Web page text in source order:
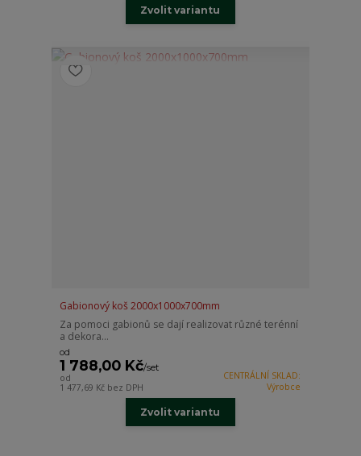
Zvolit variantu
Gabionový koš 2000x1000x700mm
Za pomoci gabionů se dají realizovat různé terénní
a dekora...
od
1 788,00 Kč/set
od
1 477,69 Kč bez DPH
CENTRÁLNÍ SKLAD:
Výrobce
Zvolit variantu